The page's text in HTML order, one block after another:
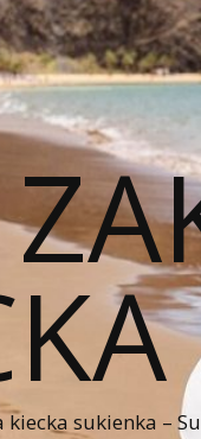
kiecka sukienka –